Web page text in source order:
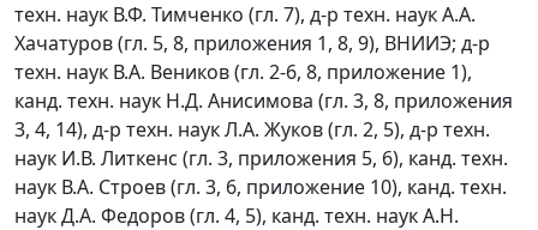
техн. наук В.Ф. Тимченко (гл. 7), д-р техн. наук А.А.
Хачатуров (гл. 5, 8, приложения 1, 8, 9), ВНИИЭ; д-р
техн. наук В.А. Веников (гл. 2-6, 8, приложение 1),
канд. техн. наук Н.Д. Анисимова (гл. 3, 8, приложения
3, 4, 14), д-р техн. наук Л.А. Жуков (гл. 2, 5), д-р техн.
наук И.В. Литкенс (гл. 3, приложения 5, 6), канд. техн.
наук В.А. Строев (гл. 3, 6, приложение 10), канд. техн.
наук Д.А. Федоров (гл. 4, 5), канд. техн. наук А.Н.